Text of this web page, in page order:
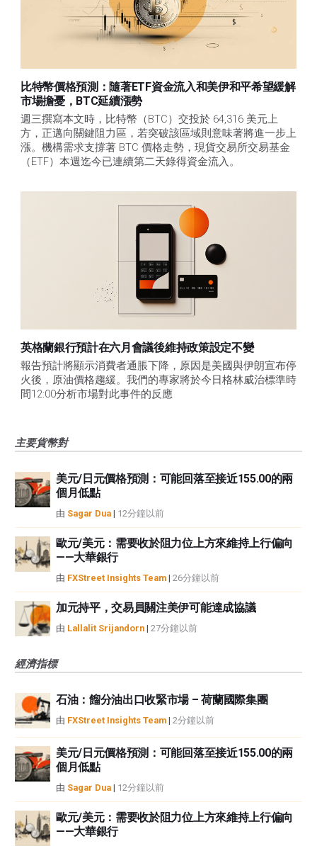
比特幣價格預測：隨著ETF資金流入和美伊和平希望緩解
市場擔憂，BTC延續漲勢
週三撰寫本文時，比特幣（BTC）交投於 64,316 美元上
方，正邁向關鍵阻力區，若突破該區域則意味著將進一步上
漲。機構需求支撐著 BTC 價格走勢，現貨交易所交易基金
（ETF）本週迄今已連續第二天錄得資金流入。
英格蘭銀行預計在六月會議後維持政策設定不變
報告預計將顯示消費者通脹下降，原因是美國與伊朗宣布停
火後，原油價格趨緩。我們的專家將於今日格林威治標準時
間12:00分析市場對此事件的反應
主要貨幣對
美元/日元價格預測：可能回落至接近155.00的兩
個月低點
由 Sagar Dua | 12分鐘以前
歐元/美元：需要收於阻力位上方來維持上行偏向
——大華銀行
由 FXStreet Insights Team | 26分鐘以前
加元持平，交易員關注美伊可能達成協議
由 Lallalit Srijandorn | 27分鐘以前
經濟指標
石油：餾分油出口收緊市場 – 荷蘭國際集團
由 FXStreet Insights Team | 2分鐘以前
美元/日元價格預測：可能回落至接近155.00的兩
個月低點
由 Sagar Dua | 12分鐘以前
歐元/美元：需要收於阻力位上方來維持上行偏向
——大華銀行